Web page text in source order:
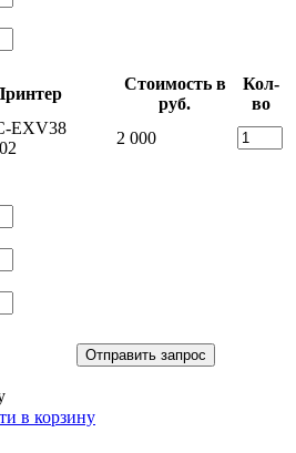
Стоимость в
руб.
Кол-
во
EXV38
2 000
Отправить запрос
в корзину